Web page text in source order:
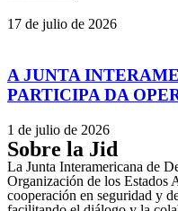
17 de julio de 2026
A JUNTA
PARTICIPA DA
1 de julio de 2026
Sobre la Jid
La Junta Interamericana de
Organización de los Estados
cooperación en seguridad y